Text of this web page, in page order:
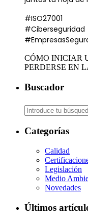
#ISO27001
CÓMO INICIAR
PERDERSE EN
Buscador
Categorías
Calidad
Legislación
Medio
Novedades
Últimos